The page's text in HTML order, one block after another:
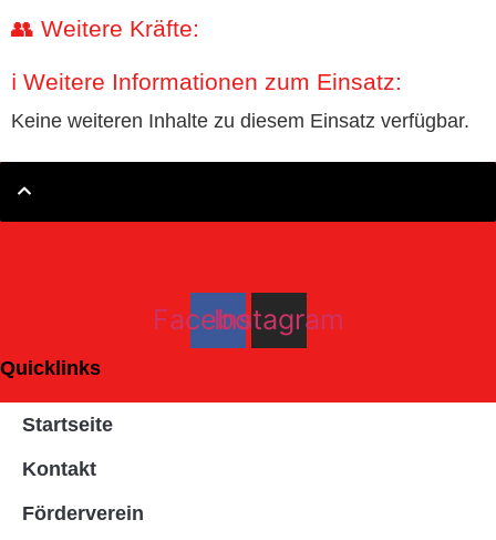
👥 Weitere Kräfte:
ℹ️ Weitere Informationen zum Einsatz:
Keine weiteren Inhalte zu diesem Einsatz verfügbar.
Facebook
Instagram
Quicklinks
Startseite
Kontakt
Förderverein